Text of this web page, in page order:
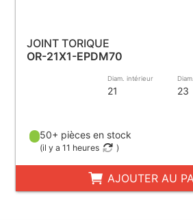
JOINT TORIQUE
OR-21X1-EPDM70
Diam. intérieur
21 23
50+ pièces en stock
(il y a 11 heures )
AJOUTER AU